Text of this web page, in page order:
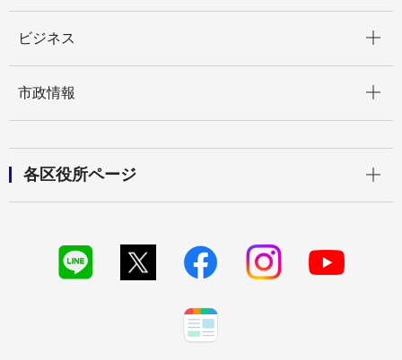
ビジネス
市政情報
各区役所ページ